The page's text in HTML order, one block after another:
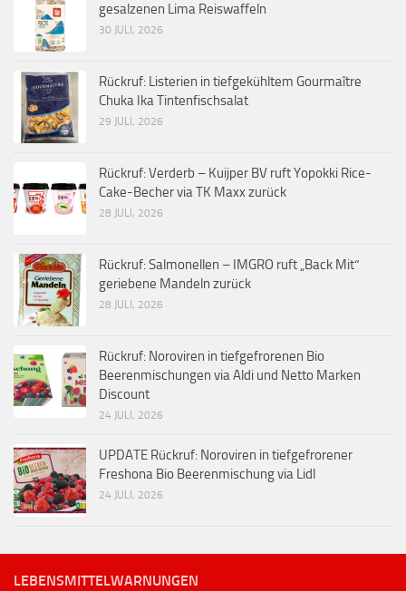
gesalzenen Lima Reiswaffeln
30 JULI, 2026
Rückruf: Listerien in tiefgekühltem Gourmaître
Chuka Ika Tintenfischsalat
29 JULI, 2026
Rückruf: Verderb – Kuijper BV ruft Yopokki Rice-
Cake-Becher via TK Maxx zurück
28 JULI, 2026
Rückruf: Salmonellen – IMGRO ruft „Back Mit“
geriebene Mandeln zurück
28 JULI, 2026
Rückruf: Noroviren in tiefgefrorenen Bio
Beerenmischungen via Aldi und Netto Marken
Discount
24 JULI, 2026
UPDATE Rückruf: Noroviren in tiefgefrorener
Freshona Bio Beerenmischung via Lidl
24 JULI, 2026
LEBENSMITTELWARNUNGEN